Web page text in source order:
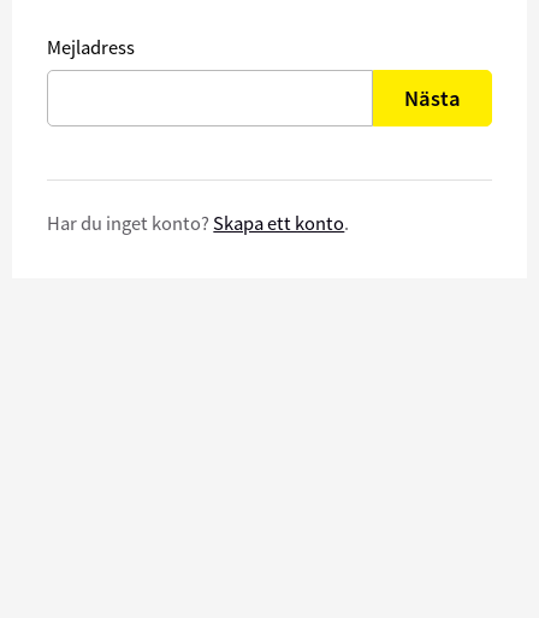
Mejladress
Nästa
Har du inget konto? Skapa ett konto.